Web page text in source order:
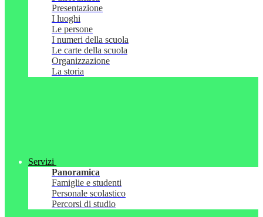
Presentazione
I luoghi
Le persone
I numeri della scuola
Le carte della scuola
Organizzazione
La storia
Servizi
Panoramica
Famiglie e studenti
Personale scolastico
Percorsi di studio